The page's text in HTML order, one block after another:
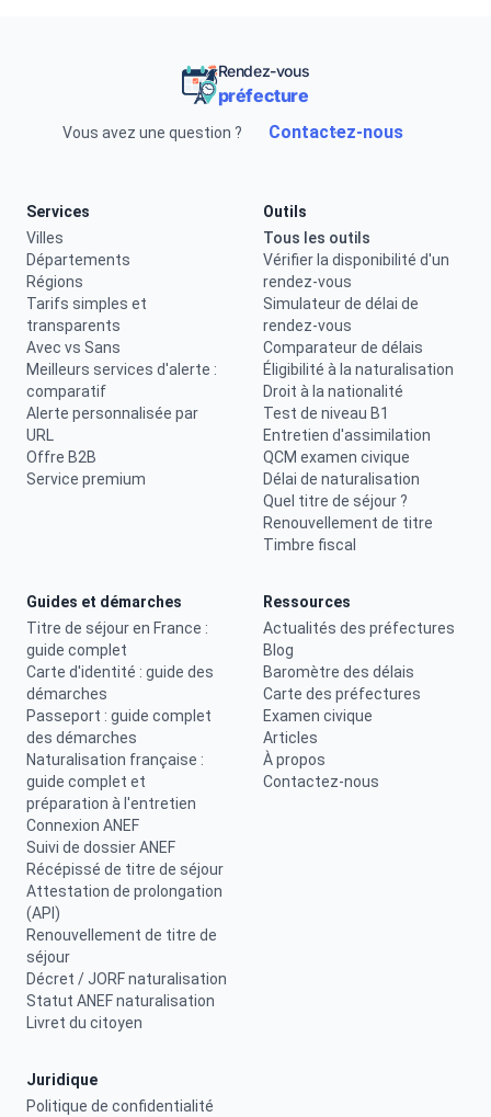
Rendez-vous
préfecture
Vous avez une question ? Contactez-nous
Services
Villes
Départements
Régions
Tarifs simples et
transparents
Avec vs Sans
Meilleurs services d'alerte :
comparatif
Alerte personnalisée par
URL
Offre B2B
Service premium
Outils
Tous les outils
Vérifier la disponibilité d'un
rendez-vous
Simulateur de délai de
rendez-vous
Comparateur de délais
Éligibilité à la naturalisation
Droit à la nationalité
Test de niveau B1
Entretien d'assimilation
QCM examen civique
Délai de naturalisation
Quel titre de séjour ?
Renouvellement de titre
Timbre fiscal
Guides et démarches
Titre de séjour en France :
guide complet
Carte d'identité : guide des
démarches
Passeport : guide complet
des démarches
Naturalisation française :
guide complet et
préparation à l'entretien
Connexion ANEF
Suivi de dossier ANEF
Récépissé de titre de séjour
Attestation de prolongation
(API)
Renouvellement de titre de
séjour
Décret / JORF naturalisation
Statut ANEF naturalisation
Livret du citoyen
Ressources
Actualités des préfectures
Blog
Baromètre des délais
Carte des préfectures
Examen civique
Articles
À propos
Contactez-nous
Juridique
Politique de confidentialité